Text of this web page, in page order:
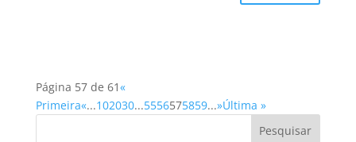
Página 57 de 61«
Primeira«...102030...5556575859...»Última »
Pesquisar